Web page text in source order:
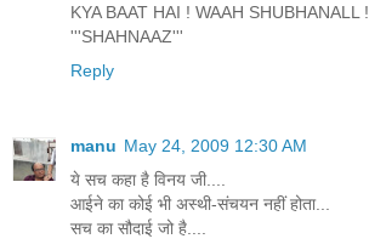
KYA BAAT HAI ! WAAH SHUBHANALL !
'''SHAHNAAZ'''
Reply
manu May 24, 2009 12:30 AM
ये सच कहा है विनय जी....
आईने का कोई भी अस्थी-संचयन नहीं होता...
सच का सौदाई जो है....